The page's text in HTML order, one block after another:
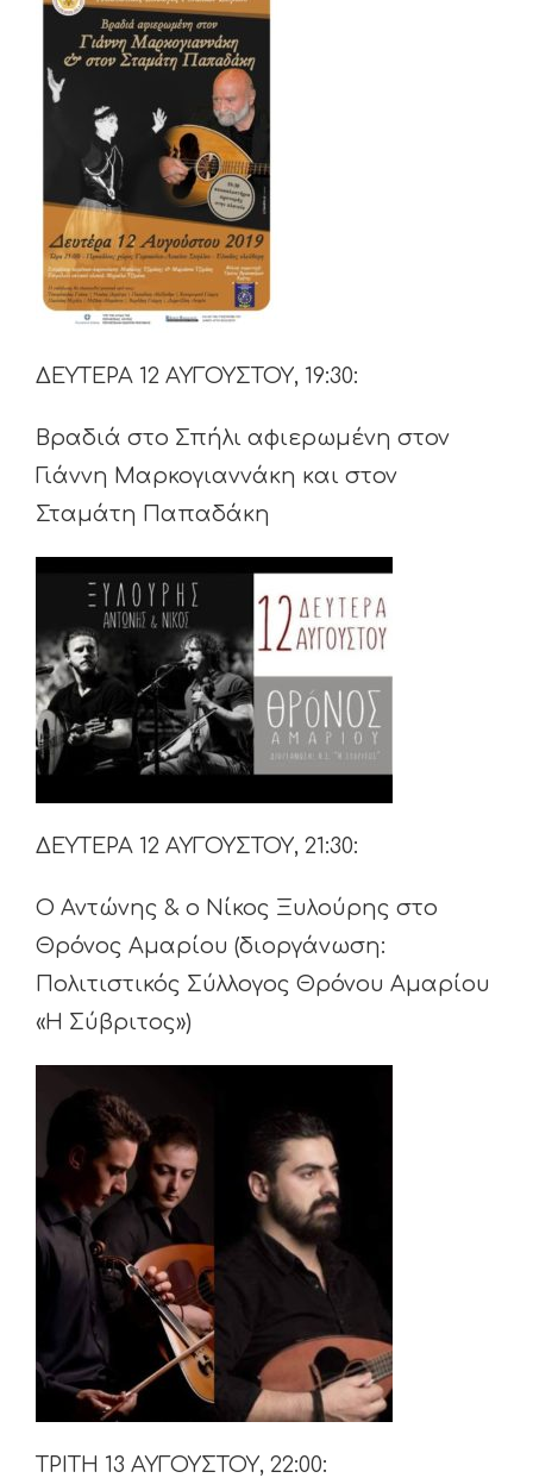
ΔΕΥΤΕΡΑ 12 ΑΥΓΟΥΣΤΟΥ, 19:30:
Βραδιά στο Σπήλι αφιερωμένη στον
Γιάννη Μαρκογιαννάκη και στον
Σταμάτη Παπαδάκη
ΔΕΥΤΕΡΑ 12 ΑΥΓΟΥΣΤΟΥ, 21:30:
Ο Αντώνης & ο Νίκος Ξυλούρης στο
Θρόνος Αμαρίου (διοργάνωση:
Πολιτιστικός Σύλλογος Θρόνου Αμαρίου
«Η Σύβριτος»)
ΤΡΙΤΗ 13 ΑΥΓΟΥΣΤΟΥ, 22:00: